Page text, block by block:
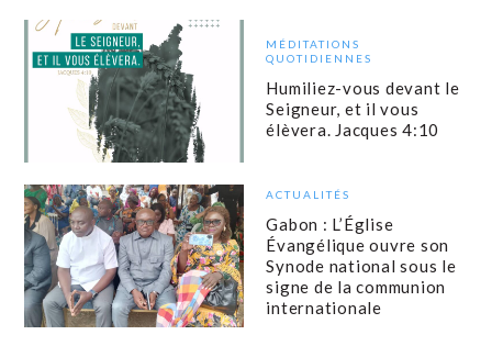
MÉDITATIONS
QUOTIDIENNES
Humiliez-vous devant le
Seigneur, et il vous
élèvera. Jacques 4:10
ACTUALITÉS
Gabon : L’Église
Évangélique ouvre son
Synode national sous le
signe de la communion
internationale